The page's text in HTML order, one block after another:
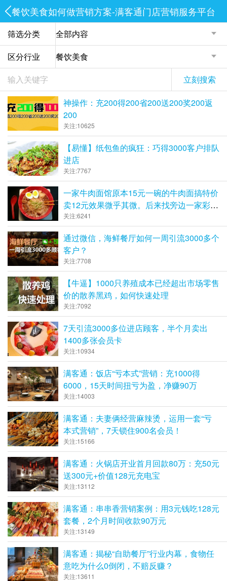
餐饮美食如何做营销方案-满客通门店营销服务平台
筛选分类
区分行业
立刻搜索
神操作：充200得200省200送200奖200返
200
关注:10625
【易懂】纸包鱼的疯狂：巧得3000客户排队
进店
关注:7767
一家牛肉面馆原本15元一碗的牛肉面搞特价
卖12元效果微乎其微。后来找旁边一家彩票
店合作，联名推出一个政策，结果这家牛肉
面
关注:6241
通过微信，海鲜餐厅如何一周引流3000多个
客户？
关注:7708
【牛逼】1000只养殖成本已经超出市场零售
价的散养黑鸡，如何快速处理
关注:7092
7天引流3000多位进店顾客，半个月卖出
1400多张会员卡
关注:10934
满客通：饭店“亏本式”营销：充1000得
6000，15天时间扭亏为盈，净赚90万
关注:14003
满客通：夫妻俩经营麻辣烫，运用一套“亏
本式营销”，7天锁住900名会员！
关注:15166
满客通：火锅店开业首月回款80万：充50元
送300元+价值128元充电宝
关注:13112
满客通：串串香营销案例：用3元钱吃128元
套餐，2个月时间收款90万元
关注:13149
满客通：揭秘“自助餐厅”行业内幕，食物任
意吃为什么0倒闭，不赔反赚？
关注:13611